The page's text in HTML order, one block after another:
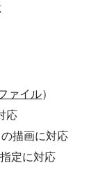
ァイル）
応
描画に対応
定に対応